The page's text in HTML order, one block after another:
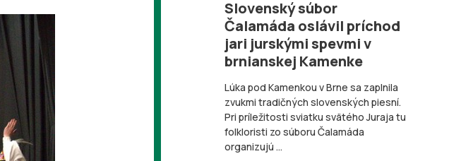
Slovenský súbor
Čalamáda oslávil príchod
jari jurskými spevmi v
brnianskej Kamenke
Lúka pod Kamenkou v Brne sa zaplnila
zvukmi tradičných slovenských piesní.
Pri príležitosti sviatku svätého Juraja tu
folkloristi zo súboru Čalamáda
organizujú ...